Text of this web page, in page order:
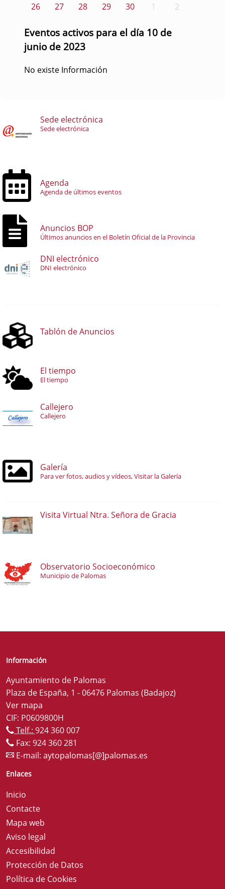
26
27 28 29 30 1 2
Eventos activos para el día 10 de
junio de 2023
No existe Información
Sede electrónica
Sede electrónica
Agenda
Agenda de últimos eventos
Anuncios BOP
Últimos anuncios en el Boletín Oficial de la Provincia
DNI electrónico
DNI electrónico
Tablón de Anuncios
El tiempo
El tiempo
Callejero
Callejero
Galería
Para ver fotos, audios y vídeos, Visitar la Galería
Visita Virtual Ntra. Señora de Gracia
Observatorio Socioeconómico
Municipio de Palomas
Información
Ayuntamiento de Palomas
Plaza de España, 1 - 06476 Palomas (Badajoz)
Ver mapa
CIF: P0609800H
Telf.: 924 360 007
Fax: 924 360 281
E-mail: aytopalomas[@]palomas.es
Enlaces
Inicio
Contacte
Mapa web
Aviso legal
Accesibilidad
Protección de Datos
Política de Cookies